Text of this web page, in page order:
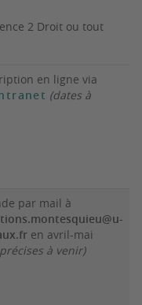
2 Droit ou tout
en ligne via
(dates à
par mail à
en avril-mai
à venir)